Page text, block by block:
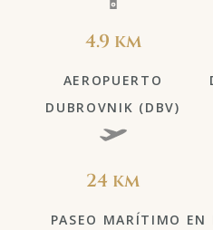
4.9 km
AEROPUERTO
DUBROVNIK (DBV)
24 km
PASEO MARÍTIMO EN